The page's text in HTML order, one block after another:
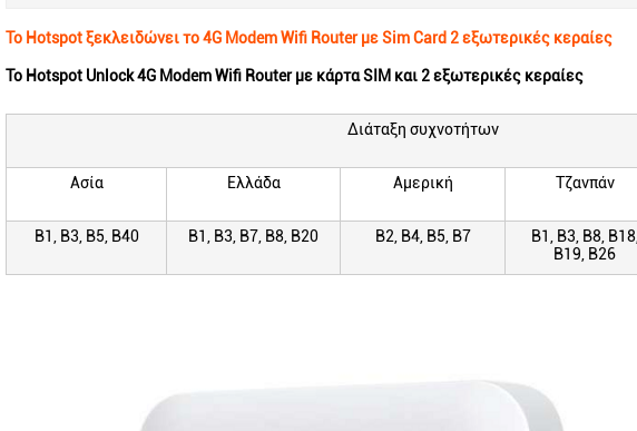
Το Hotspot ξεκλειδώνει το 4G Modem Wifi Router με Sim Card 2 εξωτερικές κεραίες
Το Hotspot Unlock 4G Modem Wifi Router με κάρτα SIM και 2 εξωτερικές κεραίες
Διάταξη συχνοτήτων
Ασία Ελλάδα Αμερική Τζανπάν
Β1, Β3, Β5, Β40 Β1, Β3, Β7, Β8, Β20 Β2, Β4, Β5, Β7
Β1, Β3, Β8, Β18,
Β19, Β26